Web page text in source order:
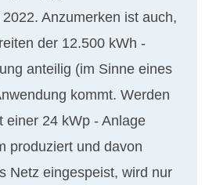
Anzumerken ist auch,
der 12.500 kWh -
anteilig (im Sinne eines
kommt. Werden
einer 24 kWp - Anlage
produziert und davon
Netz eingespeist, wird nur